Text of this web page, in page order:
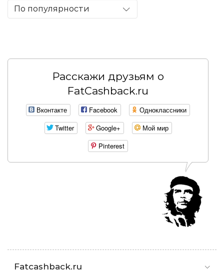
По популярности
Расскажи друзьям о
FatCashback.ru
Вконтакте Facebook
Одноклассники
Twitter
Google+
Мой мир
Pinterest
Fatcashback.ru